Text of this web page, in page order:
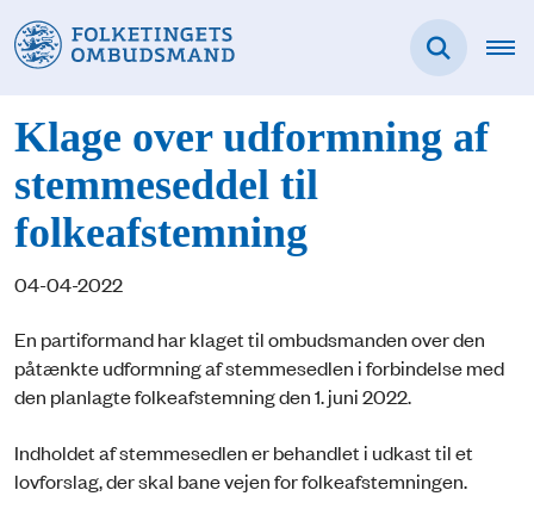
Klage over udformning af
stemmeseddel til
folkeafstemning
04-04-2022
En partiformand har klaget til ombudsmanden over den
påtænkte udformning af stemmesedlen i forbindelse med
den planlagte folkeafstemning den 1. juni 2022.
Indholdet af stemmesedlen er behandlet i udkast til et
lovforslag, der skal bane vejen for folkeafstemningen.